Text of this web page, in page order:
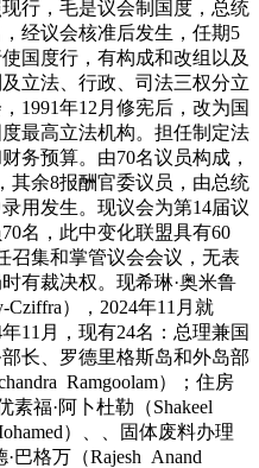
行，毛是议会制国度，总统
经议会核准后发生，任期5
国度行，有构成和改组以及
立法、行政、司法三权分立
1991年12月修宪后，改为国
最高立法机构。担任制定法
务预算。由70名议员构成，
其余8报酬官委议员，由总统
用发生。现议会为第14届议
名，此中变化联盟具有60
召集和掌管议会会议，无表
有裁决权。现希琳·奥米鲁
Cziffra），2024年11月就
11月，现有24名：总理兼国
长、罗德里格斯岛和外岛部
Ramgoolam）；住房
素福·阿卜杜勒（Shakeel
）、、固体废料办理
巴格万（Rajesh Anand